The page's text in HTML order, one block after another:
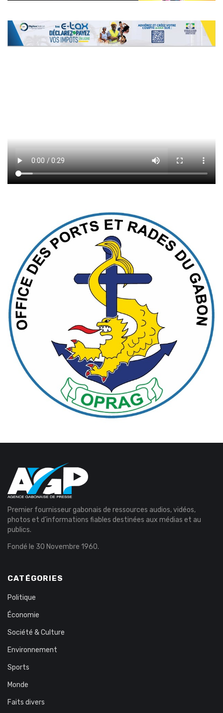
Premier fournisseur gabonais de ressources audios, vidéos,
photos et d’informations fiables destinées aux médias et au
publics.
Fondé le 30 Novembre 1960.
CATÉGORIES
Politique
Économie
Société & Culture
Environnement
Sports
Monde
Faits divers